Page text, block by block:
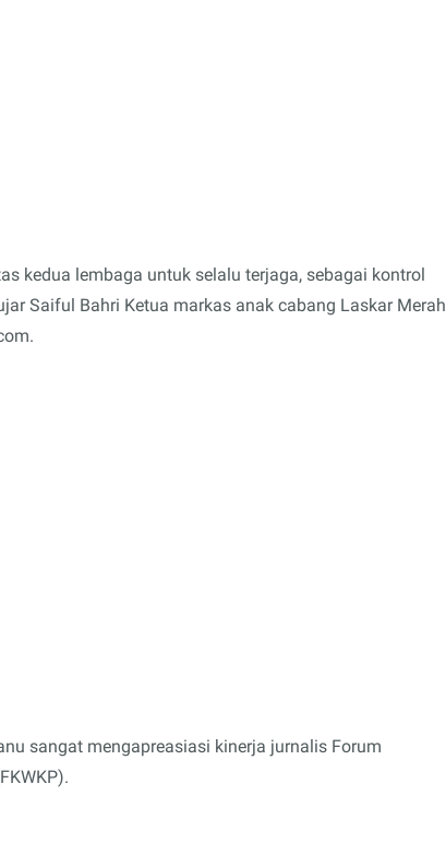
kedua lembaga untuk selalu terjaga, sebagai kontrol
Saiful Bahri Ketua markas anak cabang Laskar Merah
sangat mengapreasiasi kinerja jurnalis Forum